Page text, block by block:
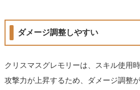
ダメージ調整しやすい
クリスマスグレモリーは、スキル使用
攻撃力が上昇するため、ダメージ調整